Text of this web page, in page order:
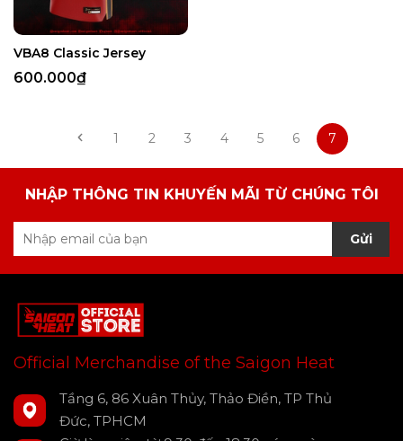
VBA8 Classic Jersey
600.000₫
1 2 3 4 5 6 7
NHẬP THÔNG TIN KHUYẾN MÃI TỪ CHÚNG TÔI
Gửi
Official Merchandise of the Saigon Heat
Tầng 6, 86 Xuân Thủy, Thảo Điền, TP Thủ
Đức, TPHCM